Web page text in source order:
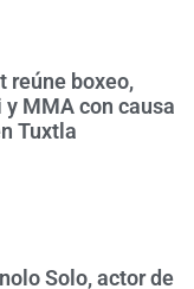
reúne boxeo,
y MMA con causa
Tuxtla
Solo, actor de